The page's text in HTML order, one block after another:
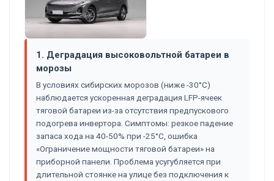
1. Деградация высоковольтной батареи в
морозы
В условиях сибирских морозов (ниже -30°C)
наблюдается ускоренная деградация LFP-ячеек
тяговой батареи из-за отсутствия предпускового
подогрева инвертора. Симптомы: резкое падение
запаса хода на 40-50% при -25°C, ошибка
«Ограничение мощности тяговой батареи» на
приборной панели. Проблема усугубляется при
длительной стоянке на улице без подключения к